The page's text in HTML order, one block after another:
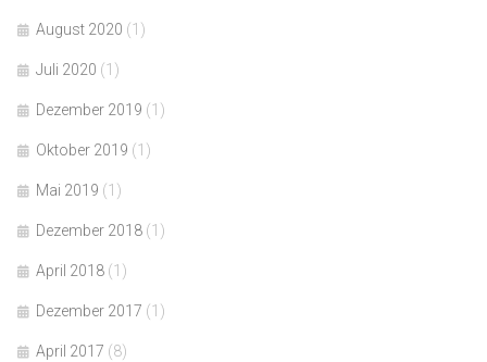
August 2020 (1)
Juli 2020 (1)
Dezember 2019 (1)
Oktober 2019 (1)
Mai 2019 (1)
Dezember 2018 (1)
April 2018 (1)
Dezember 2017 (1)
April 2017 (8)